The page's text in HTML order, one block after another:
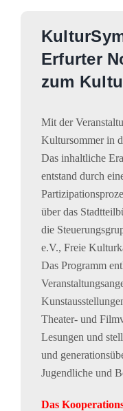
Erfurter
zum
Mit der
Kultursommer in
Das inhaltliche
entstand durch
über das
die
e.V., Freie
Das Programm
Theater- und
Lesungen und
und
Jugendliche und
Das